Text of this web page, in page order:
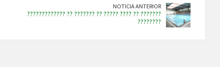
NOTICIA ANTERIOR
????????????? ?? ??????? ?? ????? ???? ?? ???????
????????